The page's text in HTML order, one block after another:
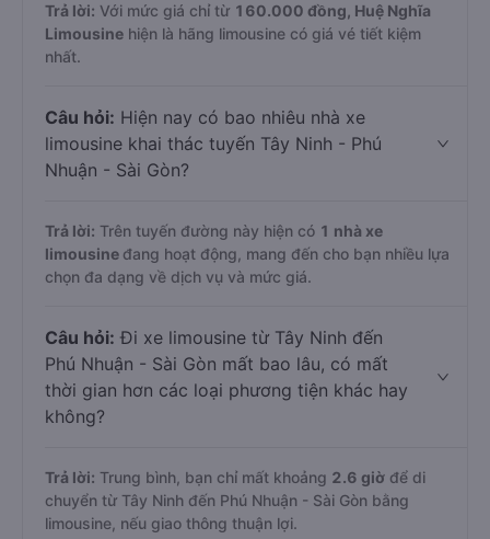
Trả lời: Với mức giá chỉ từ 160.000 đồng, Huệ Nghĩa
Limousine hiện là hãng limousine có giá vé tiết kiệm
nhất.
Câu hỏi: Hiện nay có bao nhiêu nhà xe
limousine khai thác tuyến Tây Ninh - Phú
Nhuận - Sài Gòn?
Trả lời: Trên tuyến đường này hiện có 1 nhà xe
limousine đang hoạt động, mang đến cho bạn nhiều lựa
chọn đa dạng về dịch vụ và mức giá.
Câu hỏi: Đi xe limousine từ Tây Ninh đến
Phú Nhuận - Sài Gòn mất bao lâu, có mất
thời gian hơn các loại phương tiện khác hay
không?
Trả lời: Trung bình, bạn chỉ mất khoảng 2.6 giờ để di
chuyển từ Tây Ninh đến Phú Nhuận - Sài Gòn bằng
limousine, nếu giao thông thuận lợi.